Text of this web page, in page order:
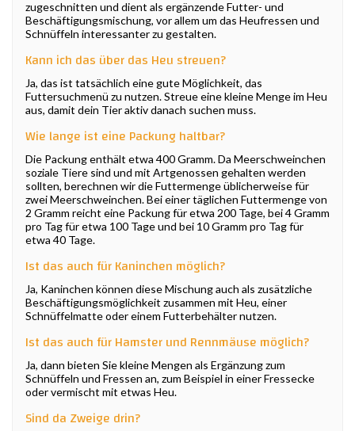
zugeschnitten und dient als ergänzende Futter- und
Beschäftigungsmischung, vor allem um das Heufressen und
Schnüffeln interessanter zu gestalten.
Kann ich das über das Heu streuen?
Ja, das ist tatsächlich eine gute Möglichkeit, das
Futtersuchmenü zu nutzen. Streue eine kleine Menge im Heu
aus, damit dein Tier aktiv danach suchen muss.
Wie lange ist eine Packung haltbar?
Die Packung enthält etwa 400 Gramm. Da Meerschweinchen
soziale Tiere sind und mit Artgenossen gehalten werden
sollten, berechnen wir die Futtermenge üblicherweise für
zwei Meerschweinchen. Bei einer täglichen Futtermenge von
2 Gramm reicht eine Packung für etwa 200 Tage, bei 4 Gramm
pro Tag für etwa 100 Tage und bei 10 Gramm pro Tag für
etwa 40 Tage.
Ist das auch für Kaninchen möglich?
Ja, Kaninchen können diese Mischung auch als zusätzliche
Beschäftigungsmöglichkeit zusammen mit Heu, einer
Schnüffelmatte oder einem Futterbehälter nutzen.
Ist das auch für Hamster und Rennmäuse möglich?
Ja, dann bieten Sie kleine Mengen als Ergänzung zum
Schnüffeln und Fressen an, zum Beispiel in einer Fressecke
oder vermischt mit etwas Heu.
Sind da Zweige drin?